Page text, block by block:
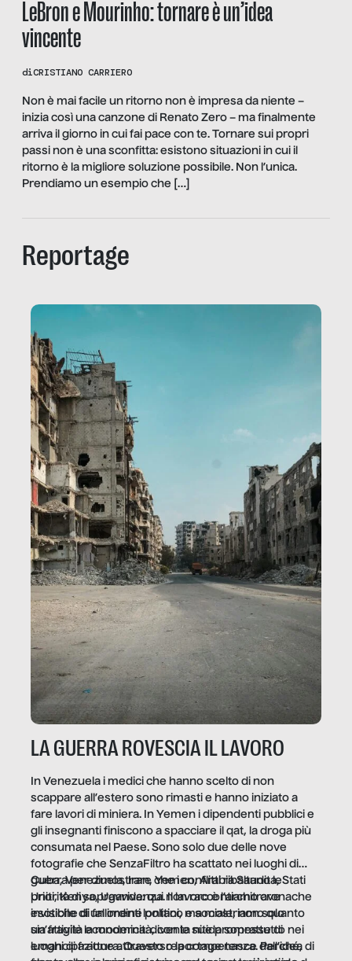
LeBron e Mourinho: tornare è un’idea
vincente
diCRISTIANO CARRIERO
Non è mai facile un ritorno non è impresa da niente –
inizia così una canzone di Renato Zero – ma finalmente
arriva il giorno in cui fai pace con te. Tornare sui propri
passi non è una sconfitta: esistono situazioni in cui il
ritorno è la migliore soluzione possibile. Non l’unica.
Prendiamo un esempio che […]
Reportage
LA GUERRA ROVESCIA IL LAVORO
In Venezuela i medici che hanno scelto di non
scappare all’estero sono rimasti e hanno iniziato a
fare lavori di miniera. In Yemen i dipendenti pubblici e
gli insegnanti finiscono a spacciare il qat, la droga più
consumata nel Paese. Sono solo due delle nove
fotografie che SenzaFiltro ha scattato nei luoghi di
guerra per dimostrare che i conflitti ribaltano le
priorità di sopravvivenza. Il lavoro è l’architrave
invisibile di un ordine politico e sociale, non solo
un’attività economica: diventa nitida soprattutto nei
luoghi di frattura. Questo reportage nasce dall’idea
Cuba, Venezuela, Iran, Yemen, Arabia Saudita, Stati
Uniti, Kenya, Uganda: qui non raccontiamo cronache
esotiche di fallimenti lontani, ma mostriamo quanto
sia fragile la modernità, con le sue promesse di
emancipazione attraverso la competenza. Perché, di